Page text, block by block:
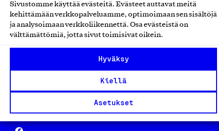
Sivustomme käyttää evästeitä. Evästeet auttavat meitä
kehittämään verkkopalveluamme, optimoimaan sen sisältöjä
ja analysoimaan verkkoliikennettä. Osa evästeistä on
välttämättömiä, jotta sivut toimisivat oikein.
Hyväksy
Kiellä
Asetukset
Avainlippu
Yhteiskunnallinen Yritys -merkki